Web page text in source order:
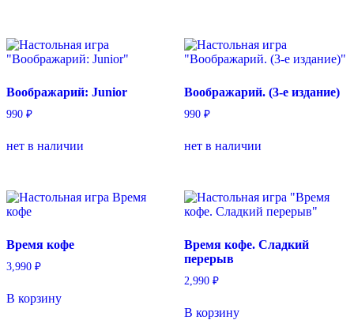
Воображарий: Junior
990 ₽
нет в наличии
Воображарий. (3-е издание)
990 ₽
нет в наличии
Время кофе
3,990 ₽
В корзину
Время кофе. Сладкий
перерыв
2,990 ₽
В корзину